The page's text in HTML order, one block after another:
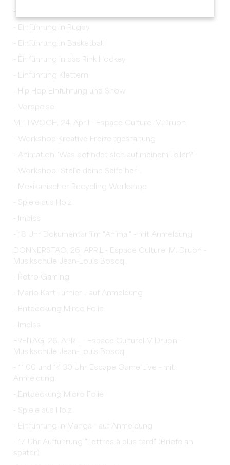
- Einführung in Rugby
- Einführung in Basketball
- Einführung in das Rink Hockey
- Einführung Klettern
- Hip Hop Einführung und Show
- Vorspeise
MITTWOCH, 24. April - Espace Culturel M.Druon
- Workshop Kreative Freizeitgestaltung
- Animation "Was befindet sich auf meinem Teller?"
- Workshop "Stelle deine Seife her".
- Mexikanischer Recycling-Workshop
- Spiele aus Holz
- Imbiss
- 18 Uhr Dokumentarfilm "Animal" - mit Anmeldung
DONNERSTAG, 26. APRIL - Espace Culturel M. Druon -
Musikschule Jean-Louis Boscq.
- Retro Gaming
- Mario Kart-Turnier - auf Anmeldung
- Entdeckung Mirco Folie
- Imbiss
FREITAG, 26. APRIL - Espace Culturel M.Druon -
Musikschule Jean-Louis Boscq
- 11:00 und 14:30 Uhr Escape Game Live - mit
Anmeldung.
- Entdeckung Micro Folie
- Spiele aus Holz
- Einführung in Manga - auf Anmeldung
- 17 Uhr Aufführung "Lettres à plus tard" (Briefe an
später)